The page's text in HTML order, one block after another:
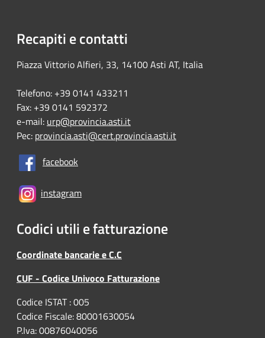
Recapiti e contatti
Piazza Vittorio Alfieri, 33, 14100 Asti AT, Italia
Telefono: +39 0141 433211
Fax: +39 0141 592372
e-mail: urp@provincia.asti.it
Pec: provincia.asti@cert.provincia.asti.it
facebook
instagram
Codici utili e fatturazione
Coordinate bancarie e C.C
CUF - Codice Univoco Fatturazione
Codice ISTAT : 005
Codice Fiscale: 80001630054
P.Iva: 00876040056